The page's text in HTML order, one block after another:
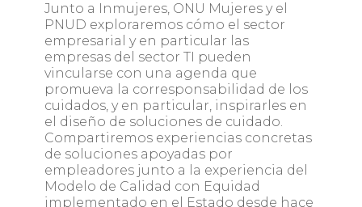
Junto a Inmujeres, ONU Mujeres y el
PNUD exploraremos cómo el sector
empresarial y en particular las
empresas del sector TI pueden
vincularse con una agenda que
promueva la corresponsabilidad de los
cuidados, y en particular, inspirarles en
el diseño de soluciones de cuidado.
Compartiremos experiencias concretas
de soluciones apoyadas por
empleadores junto a la experiencia del
Modelo de Calidad con Equidad
implementado en el Estado desde hace